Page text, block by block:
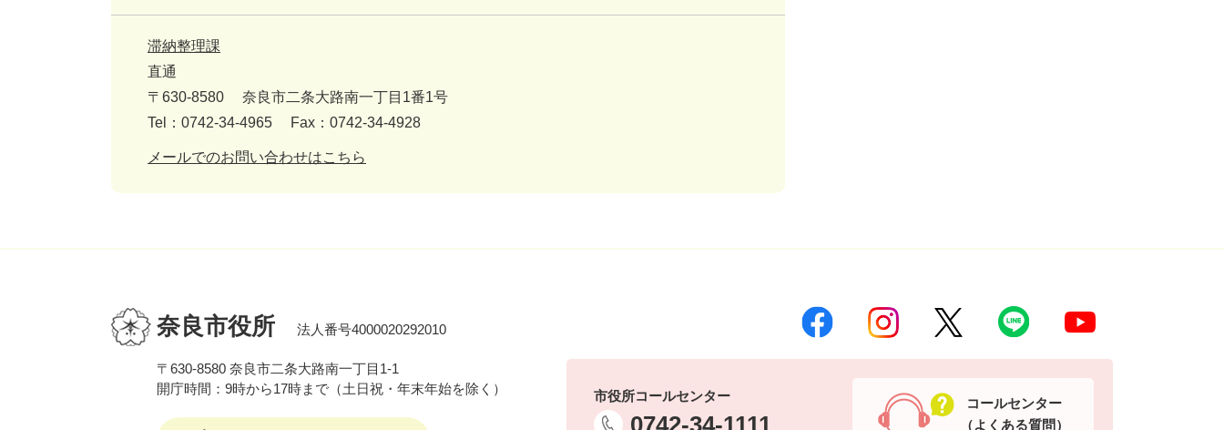
滞納整理課
直通
〒630-8580
奈良市二条大路南一丁目1番1号
Tel：0742-34-4965
Fax：0742‐34-4928
メールでのお問い合わせはこちら
奈良市役所 法人番号4000020292010
〒630-8580 奈良市二条大路南一丁目1-1
開庁時間：9時から17時まで（土日祝・年末年始を除く）
市役所コールセンター
コールセンター
（よくある質問）